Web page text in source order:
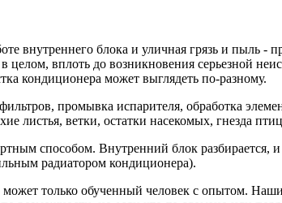
внутреннего блока и уличная грязь и пыль -
целом, вплоть до возникновения серьезной
кондиционера может выглядеть по-разному.
промывка испарителя, обработка
листья, ветки, остатки насекомых, гнезда
способом. Внутренний блок разбирается,
радиатором кондиционера).
только обученный человек с опытом.